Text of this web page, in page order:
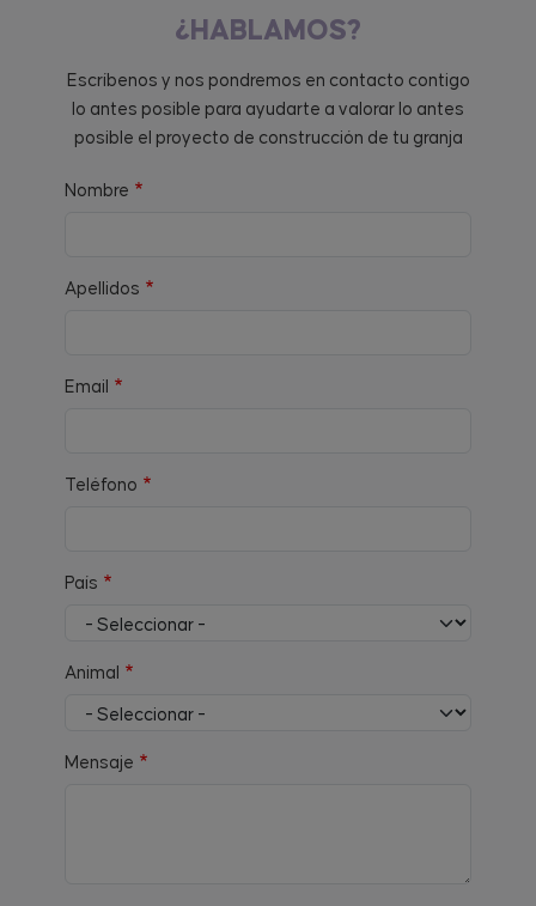
¿HABLAMOS?
Escríbenos y nos pondremos en contacto contigo
lo antes posible para ayudarte a valorar lo antes
posible el proyecto de construcción de tu granja
Nombre
Apellidos
Email
Teléfono
País
Animal
Mensaje